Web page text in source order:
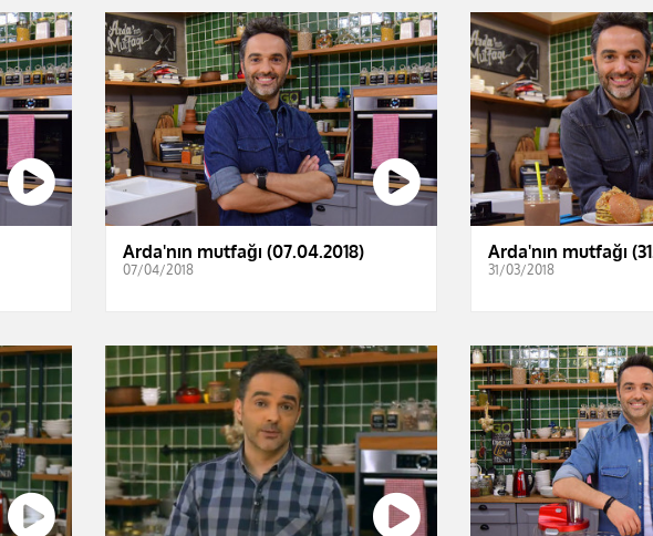
Arda'nın mutfağı (07.04.2018)
07/04/2018
Arda'nın mutfağı
31/03/2018